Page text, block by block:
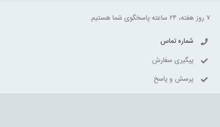
۷ روز هفته، ۲۴ ساعته پاسخگوی شما هستیم.
شماره تماس
پیگیری سفارش
پرسش و پاسخ